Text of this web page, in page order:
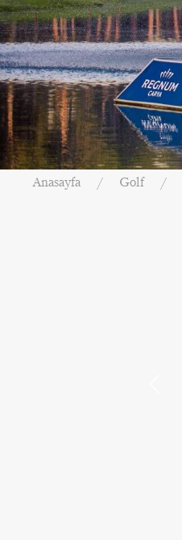
Anasayfa Golf